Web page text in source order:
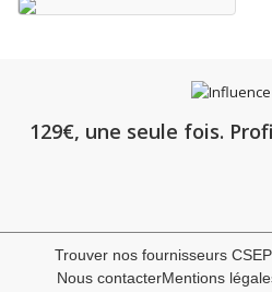
129€, une seule fois.
Trouver nos fournisseurs CSE
Nous contacterMentions